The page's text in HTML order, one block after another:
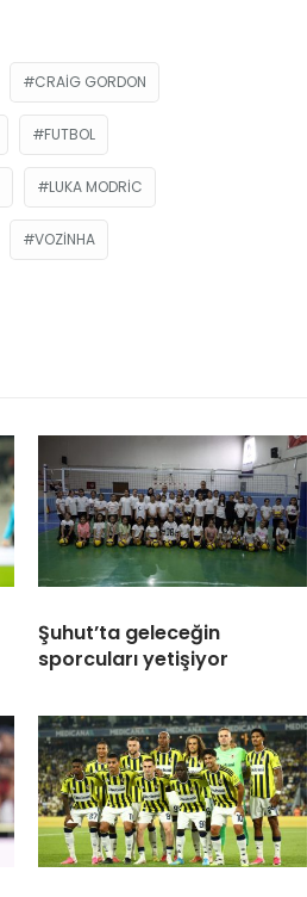
CRAIG GORDON
FUTBOL
LUKA MODRIC
VOZINHA
Şuhut’ta geleceğin
sporcuları yetişiyor